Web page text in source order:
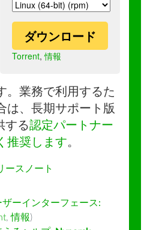
ダウンロード
Torrent,情報
。業務で利用するた
は、長期サポート版
する認定パートナー
推奨します。
ースノート
ーインターフェース:
,情報)